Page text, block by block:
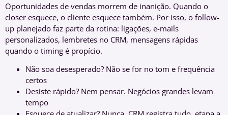
Oportunidades de vendas morrem de inanição. Quando o
closer esquece, o cliente esquece também. Por isso, o follow-
up planejado faz parte da rotina: ligações, e-mails
personalizados, lembretes no CRM, mensagens rápidas
quando o timing é propício.
Não soa desesperado? Não se for no tom e frequência
certos
Desiste rápido? Nem pensar. Negócios grandes levam
tempo